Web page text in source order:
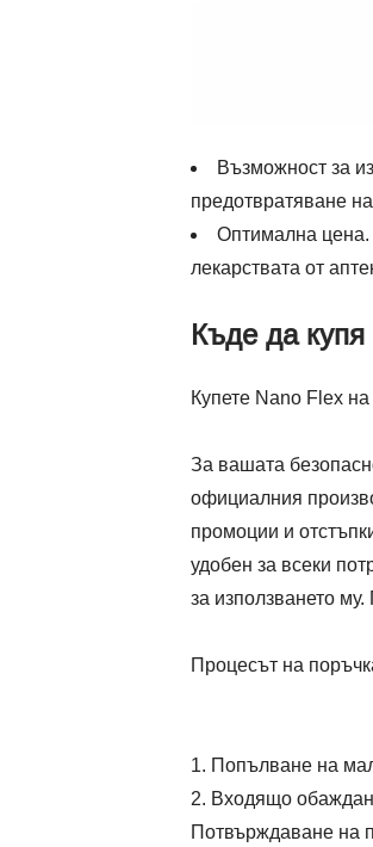
Възможност за
предотвратяване
Оптимална цена.
лекарствата от
Къде да
Купете Nano Flex на
За вашата
официалния
промоции и
удобен за всеки
за използването
Процесът на
Попълване на
Входящо
Потвърждаване на